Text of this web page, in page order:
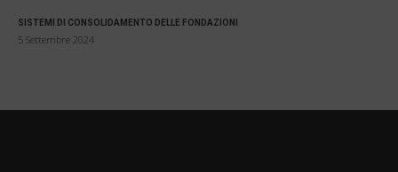
SISTEMI DI CONSOLIDAMENTO DELLE FONDAZIONI
5 Settembre 2024